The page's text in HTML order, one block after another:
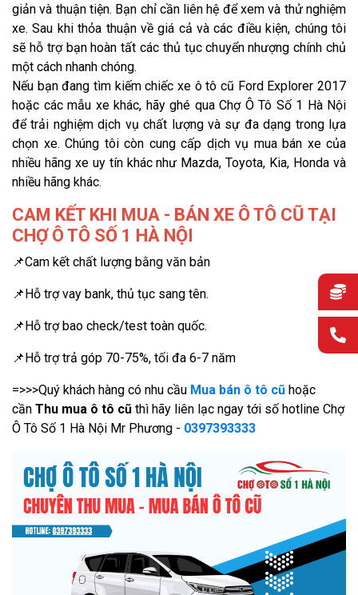
giản và thuận tiện. Bạn chỉ cần liên hệ để xem và thử nghiệm
xe. Sau khi thỏa thuận về giá cả và các điều kiện, chúng tôi
sẽ hỗ trợ bạn hoàn tất các thủ tục chuyển nhượng chính chủ
một cách nhanh chóng.
Nếu bạn đang tìm kiếm chiếc xe ô tô cũ Ford Explorer 2017
hoặc các mẫu xe khác, hãy ghé qua Chợ Ô Tô Số 1 Hà Nội
để trải nghiệm dịch vụ chất lượng và sự đa dạng trong lựa
chọn xe. Chúng tôi còn cung cấp dịch vụ mua bán xe của
nhiều hãng xe uy tín khác như Mazda, Toyota, Kia, Honda và
nhiều hãng khác.
CAM KẾT KHI MUA - BÁN XE Ô TÔ CŨ TẠI
CHỢ Ô TÔ SỐ 1 HÀ NỘI
📌Cam kết chất lượng bằng văn bản
📌Hỗ trợ vay bank, thủ tục sang tên.
📌Hỗ trợ bao check/test toàn quốc.
📌Hỗ trợ trả góp 70-75%, tối đa 6-7 năm
=>>>Quý khách hàng có nhu cầu Mua bán ô tô cũ hoặc
cần Thu mua ô tô cũ thì hãy liên lạc ngay tới số hotline Chợ
Ô Tô Số 1 Hà Nội Mr Phương - 0397393333